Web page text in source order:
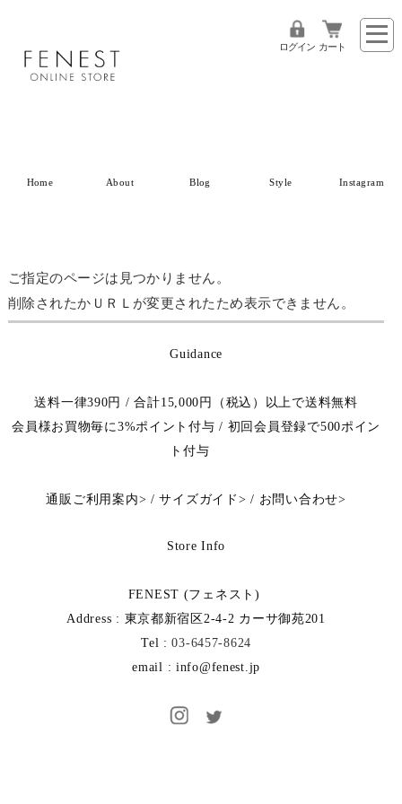
ログイン カート
Home About Blog Style Instagram
ご指定のページは見つかりません。
削除されたかＵＲＬが変更されたため表示できません。
Guidance
送料一律390円 / 合計15,000円（税込）以上で送料無料
会員様お買物毎に3%ポイント付与 / 初回会員登録で500ポイン
ト付与
通販ご利用案内> /サイズガイド> / お問い合わせ>
Store Info
FENEST (フェネスト)
Address : 東京都新宿区2-4-2 カーサ御苑201
Tel :03-6457-8624
email : info@fenest.jp